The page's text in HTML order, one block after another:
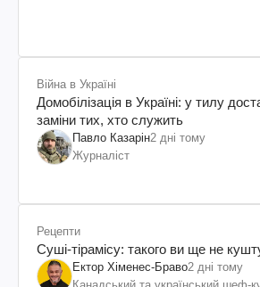
Війна в Україні
Домобілізація в Україні: у тилу
заміни тих, хто служить
Павло Казарін2 дні тому
Журналіст
Рецепти
Суші-тірамісу: такого ви ще не
Ектор Хіменес-Браво2 дні тому